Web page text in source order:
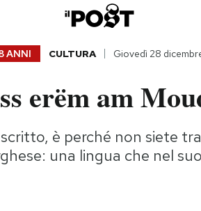
ANNI CULTURA Giovedì 28
erëm am
è perché non siete
una lingua che nel